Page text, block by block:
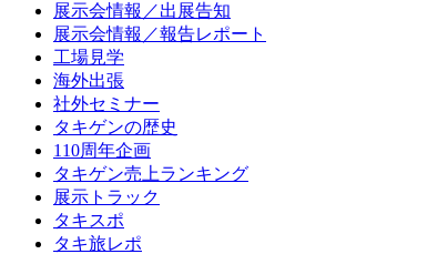
展示会情報／出展告知
展示会情報／報告レポート
工場見学
海外出張
社外セミナー
タキゲンの歴史
110周年企画
タキゲン売上ランキング
展示トラック
タキスポ
タキ旅レポ